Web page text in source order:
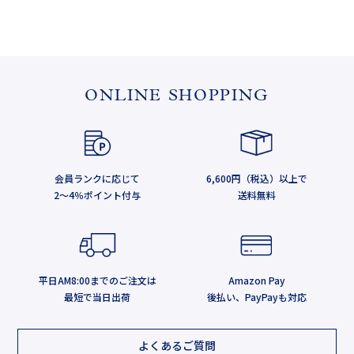
ONLINE SHOPPING
会員ランクに応じて
2～4％ポイント付与
6,600円（税込）以上で
送料無料
平日AM8:00までのご注文は
最短で当日出荷
Amazon Pay
後払い、PayPayも対応
よくあるご質問